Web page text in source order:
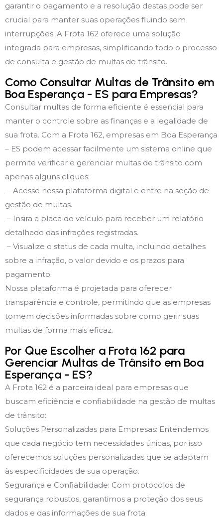
garantir o pagamento e a resolução destas pode ser
crucial para manter suas operações fluindo sem
interrupções. A Frota 162 oferece uma solução
integrada para empresas, simplificando todo o processo
de consulta e gestão de multas de trânsito.
Como Consultar Multas de Trânsito em
Boa Esperança - ES para Empresas?
Consultar multas de forma eficiente é essencial para
manter o controle sobre as finanças e a legalidade de
sua frota. Com a Frota 162, empresas em Boa Esperança
– ES podem acessar facilmente um sistema online que
permite verificar e gerenciar multas de trânsito com
apenas alguns cliques:
– Acesse nossa plataforma digital e entre na seção de
gestão de multas.
– Insira a placa do veículo para receber um relatório
detalhado das infrações registradas.
– Visualize o status de cada multa, incluindo detalhes
sobre a infração, o valor devido e os prazos para
pagamento.
Nossa plataforma é projetada para oferecer
transparência e controle, permitindo que as empresas
tomem decisões informadas sobre como gerir suas
multas de forma mais eficaz.
Por Que Escolher a Frota 162 para
Gerenciar Multas de Trânsito em Boa
Esperança - ES?
A Frota 162 é a parceira ideal para empresas que
buscam eficiência e confiabilidade na gestão de multas
de trânsito:
Soluções Personalizadas para Empresas: Entendemos
que cada negócio tem necessidades únicas, por isso
oferecemos soluções personalizadas que se adaptam
às especificidades de sua operação.
Segurança e Confiabilidade: Com protocolos de
segurança robustos, garantimos a proteção dos seus
dados e das informações de sua frota.